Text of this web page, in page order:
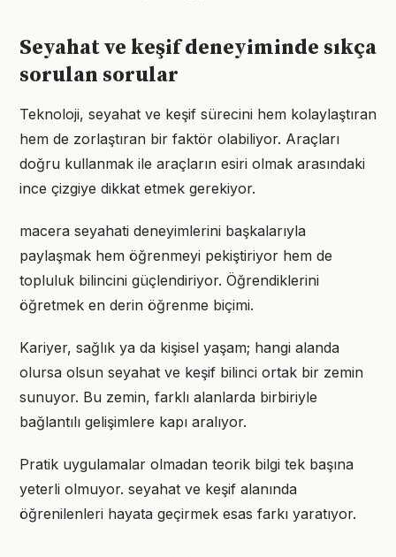
Seyahat ve keşif deneyiminde sıkça
sorulan sorular
Teknoloji, seyahat ve keşif sürecini hem kolaylaştıran
hem de zorlaştıran bir faktör olabiliyor. Araçları
doğru kullanmak ile araçların esiri olmak arasındaki
ince çizgiye dikkat etmek gerekiyor.
macera seyahati deneyimlerini başkalarıyla
paylaşmak hem öğrenmeyi pekiştiriyor hem de
topluluk bilincini güçlendiriyor. Öğrendiklerini
öğretmek en derin öğrenme biçimi.
Kariyer, sağlık ya da kişisel yaşam; hangi alanda
olursa olsun seyahat ve keşif bilinci ortak bir zemin
sunuyor. Bu zemin, farklı alanlarda birbiriyle
bağlantılı gelişimlere kapı aralıyor.
Pratik uygulamalar olmadan teorik bilgi tek başına
yeterli olmuyor. seyahat ve keşif alanında
öğrenilenleri hayata geçirmek esas farkı yaratıyor.